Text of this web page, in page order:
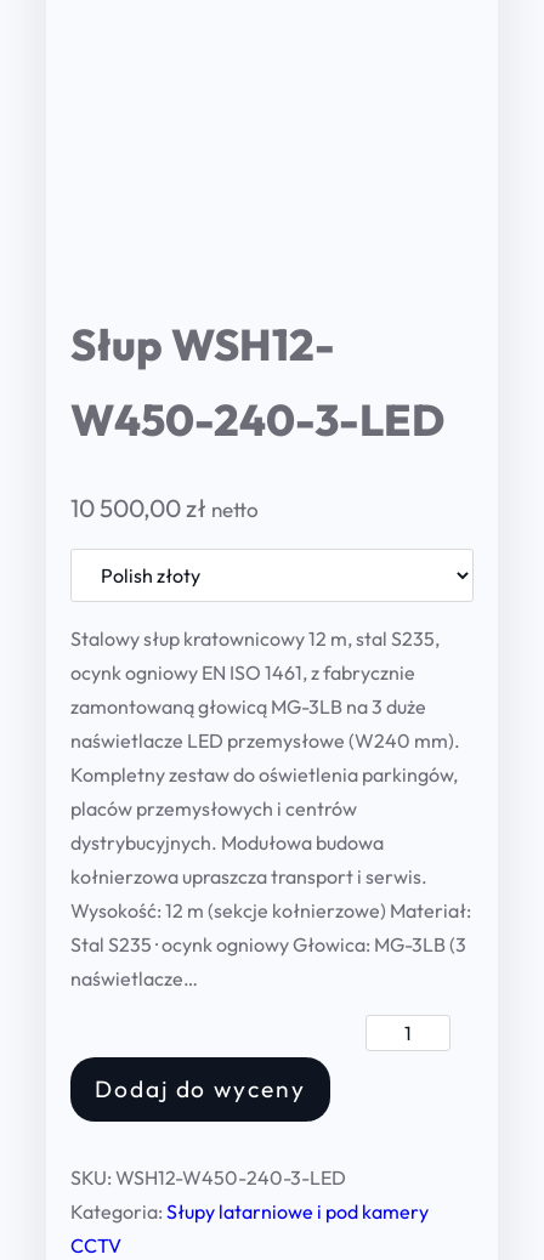
Słup WSH12-
W450-240-3-LED
10 500,00zł netto
Stalowy słup kratownicowy 12 m, stal S235,
ocynk ogniowy EN ISO 1461, z fabrycznie
zamontowaną głowicą MG-3LB na 3 duże
naświetlacze LED przemysłowe (W240 mm).
Kompletny zestaw do oświetlenia parkingów,
placów przemysłowych i centrów
dystrybucyjnych. Modułowa budowa
kołnierzowa upraszcza transport i serwis.
Wysokość: 12 m (sekcje kołnierzowe) Materiał:
Stal S235 · ocynk ogniowy Głowica: MG-3LB (3
naświetlacze…
S
Dodaj do wyceny
SKU: WSH12-W450-240-3-LED
Kategoria: Słupy latarniowe i pod kamery
CCTV